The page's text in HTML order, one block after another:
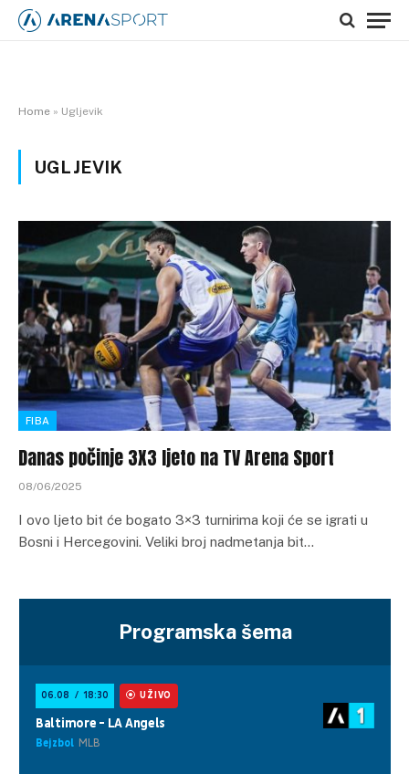
Home » Ugljevik
UGLJEVIK
FIBA
Danas počinje 3X3 ljeto na TV Arena Sport
08/06/2025
I ovo ljeto bit će bogato 3×3 turnirima koji će se igrati u
Bosni i Hercegovini. Veliki broj nadmetanja bit…
Programska šema